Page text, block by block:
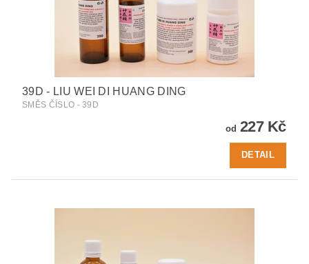
39D - LIU WEI DI HUANG DING
SMĚS ČÍSLO - 39D
od 227 Kč
DETAIL